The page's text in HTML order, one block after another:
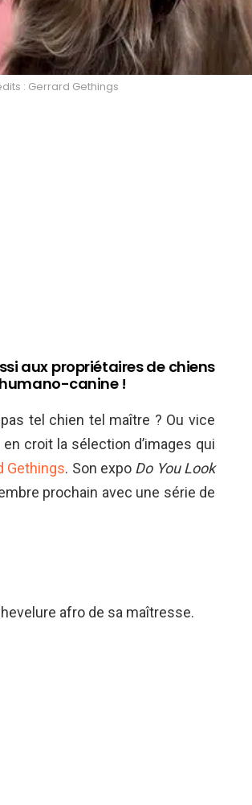
: Gerrard Gethings
aux propriétaires de chiens
humano-canine !
tel chien tel maître ? Ou vice
en croit la sélection d’images qui
Gethings. Son expo Do You Look
prochain avec une série de
afro de sa maîtresse.